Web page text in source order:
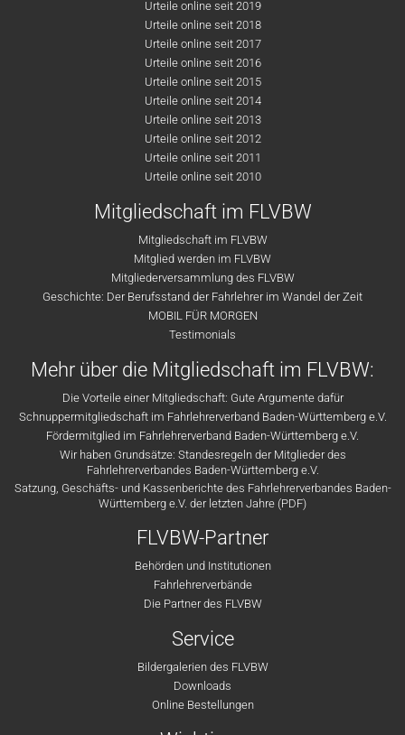
Urteile online seit 2019
Urteile online seit 2018
Urteile online seit 2017
Urteile online seit 2016
Urteile online seit 2015
Urteile online seit 2014
Urteile online seit 2013
Urteile online seit 2012
Urteile online seit 2011
Urteile online seit 2010
Mitgliedschaft im FLVBW
Mitgliedschaft im FLVBW
Mitglied werden im FLVBW
Mitgliederversammlung des FLVBW
Geschichte: Der Berufsstand der Fahrlehrer im Wandel der Zeit
MOBIL FÜR MORGEN
Testimonials
Mehr über die Mitgliedschaft im FLVBW:
Die Vorteile einer Mitgliedschaft: Gute Argumente dafür
Schnuppermitgliedschaft im Fahrlehrerverband Baden-Württemberg e.V.
Fördermitglied im Fahrlehrerverband Baden-Württemberg e.V.
Wir haben Grundsätze: Standesregeln der Mitglieder des
Fahrlehrerverbandes Baden-Württemberg e.V.
Satzung, Geschäfts- und Kassenberichte des Fahrlehrerverbandes Baden-
Württemberg e.V. der letzten Jahre (PDF)
FLVBW-Partner
Behörden und Institutionen
Fahrlehrerverbände
Die Partner des FLVBW
Service
Bildergalerien des FLVBW
Downloads
Online Bestellungen